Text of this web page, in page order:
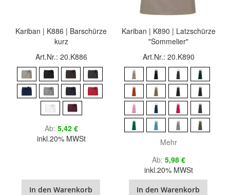
Kariban | K886 | Barschürze
kurz
Art.Nr.: 20.K886
Ab 5,42 €
inkl.20% MWSt
In den Warenkorb
Kariban | K890 | Latzschürze
"Sommelier"
Art.Nr.: 20.K890
Mehr
Ab 5,98 €
inkl.20% MWSt
In den Warenkorb